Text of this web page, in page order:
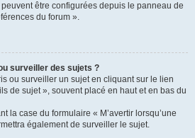
être configurées depuis le panneau de
du forum ».
surveiller des sujets ?
ou surveiller un sujet en cliquant sur le lien
de sujet », souvent placé en haut et en bas du
la case du formulaire « M’avertir lorsqu’une
également de surveiller le sujet.